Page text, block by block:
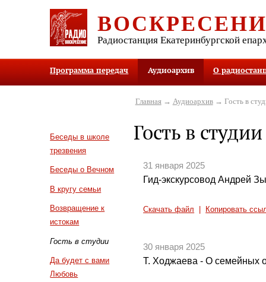
Радиостанция Екатеринбургской
Программа передач Аудиоархив О
Беседы в школе
трезвения
Беседы о Вечном
В кругу семьи
Возвращение к
истокам
Гость в студии
Да будет с вами
Любовь
Главная→ Аудиоархив→ Гость в
Гость в студии
31 января 2025
Гид-экскурсовод Андрей
Скачать файл Копировать
30 января 2025
Т. Ходжаева - О семейных